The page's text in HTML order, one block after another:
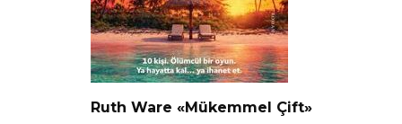
Ruth Ware «Mükemmel Çift»